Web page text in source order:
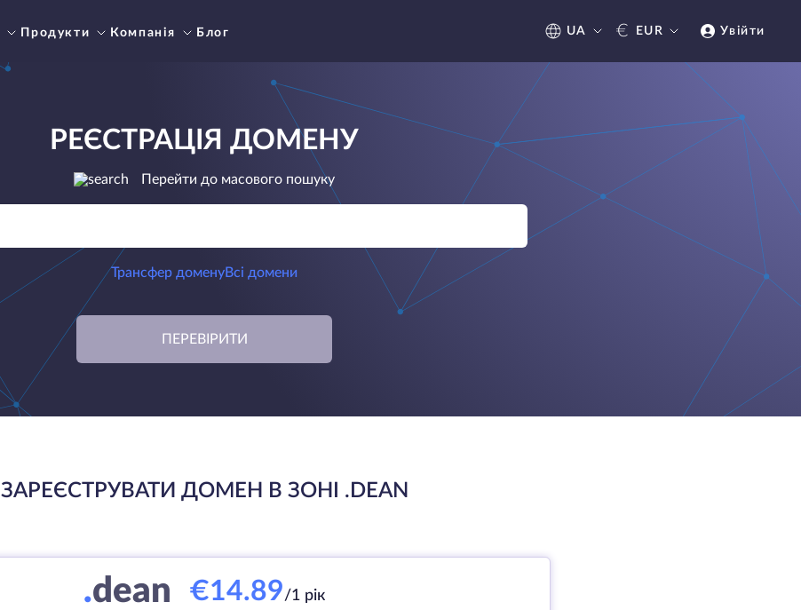
Продукти Компанія Блог UA € EUR Увійти
РЕЄСТРАЦІЯ ДОМЕНУ
Перейти до масового пошуку
Трансфер доменуВсі домени
ПЕРЕВІРИТИ
ЗАРЕЄСТРУВАТИ ДОМЕН В ЗОНІ .DEAN
.dean €14.89/1 рік